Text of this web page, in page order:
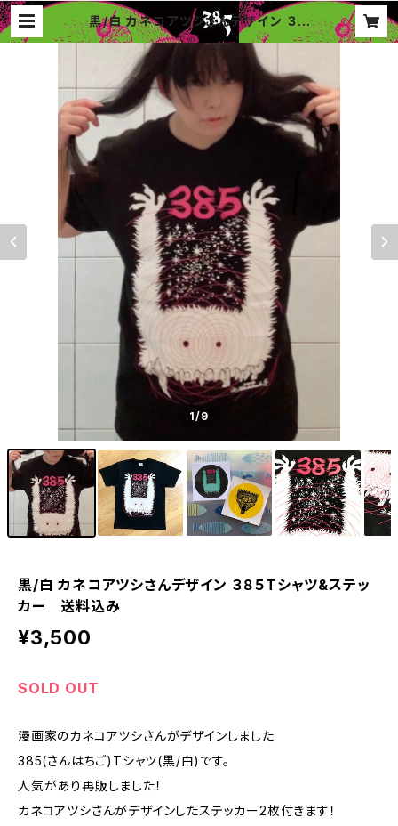
黒/白 カネコアツシさんデザイン ３８
５Tシャツ&ステッカー 送料込み | 3
85music
1/9
黒/白 カネコアツシさんデザイン ３８５Tシャツ&ステッ
カー 送料込み
¥3,500
SOLD OUT
漫画家のカネコアツシさんがデザインしました
385(さんはちご)Tシャツ(黒/白)です。
人気があり再販しました！
カネコアツシさんがデザインしたステッカー2枚付きます！